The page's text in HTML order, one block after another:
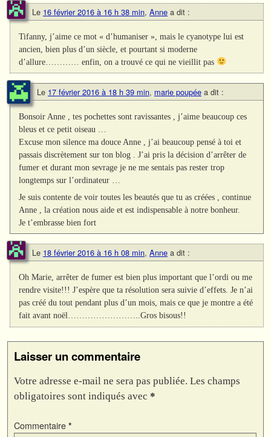
Le 16 février 2016 à 16 h 38 min, Anne a dit :
Tifanny, j’aime ce mot « d’humaniser », mais le cyanotype lui est
ancien, bien plus d’un siècle, et pourtant si moderne
d’allure………… enfin, on a trouvé ce qui ne vieillit pas
Le 17 février 2016 à 18 h 39 min, marie poupée a dit :
Bonsoir Anne , tes pochettes sont ravissantes , j’aime beaucoup ces
bleus et ce petit oiseau …
Excuse mon silence ma douce Anne , j’ai beaucoup pensé à toi et
passais discrètement sur ton blog . J’ai pris la décision d’arrêter de
fumer et durant mon sevrage je ne me sentais pas rester trop
longtemps sur l’ordinateur …
Je suis contente de voir toutes les beautés que tu as créées , continue
Anne , la création nous aide et est indispensable à notre bonheur.
Je t’embrasse bien fort
Le 18 février 2016 à 16 h 08 min, Anne a dit :
Oh Marie, arrêter de fumer est bien plus important que l’ordi ou me
rendre visite!!! J’espère que ta résolution sera suivie d’effets. Je n’ai
pas créé du tout pendant plus d’un mois, mais ce que je montre a été
fait avant noël……………………..Gros bisous!!
Laisser un commentaire
Votre adresse e-mail ne sera pas publiée. Les champs
obligatoires sont indiqués avec *
Commentaire *